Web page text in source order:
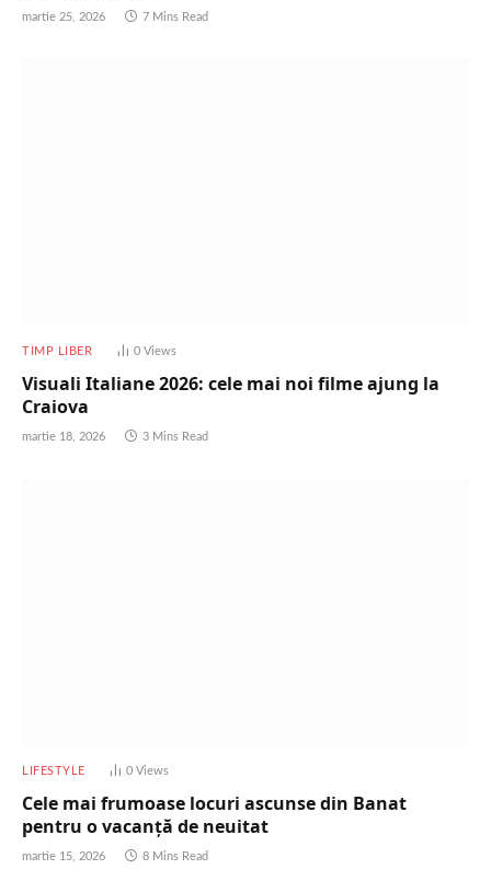
martie 25, 2026 7 Mins Read
TIMP LIBER 0 Views
Visuali Italiane 2026: cele mai noi filme ajung la
Craiova
martie 18, 2026 3 Mins Read
LIFESTYLE 0 Views
Cele mai frumoase locuri ascunse din Banat
pentru o vacanță de neuitat
martie 15, 2026 8 Mins Read